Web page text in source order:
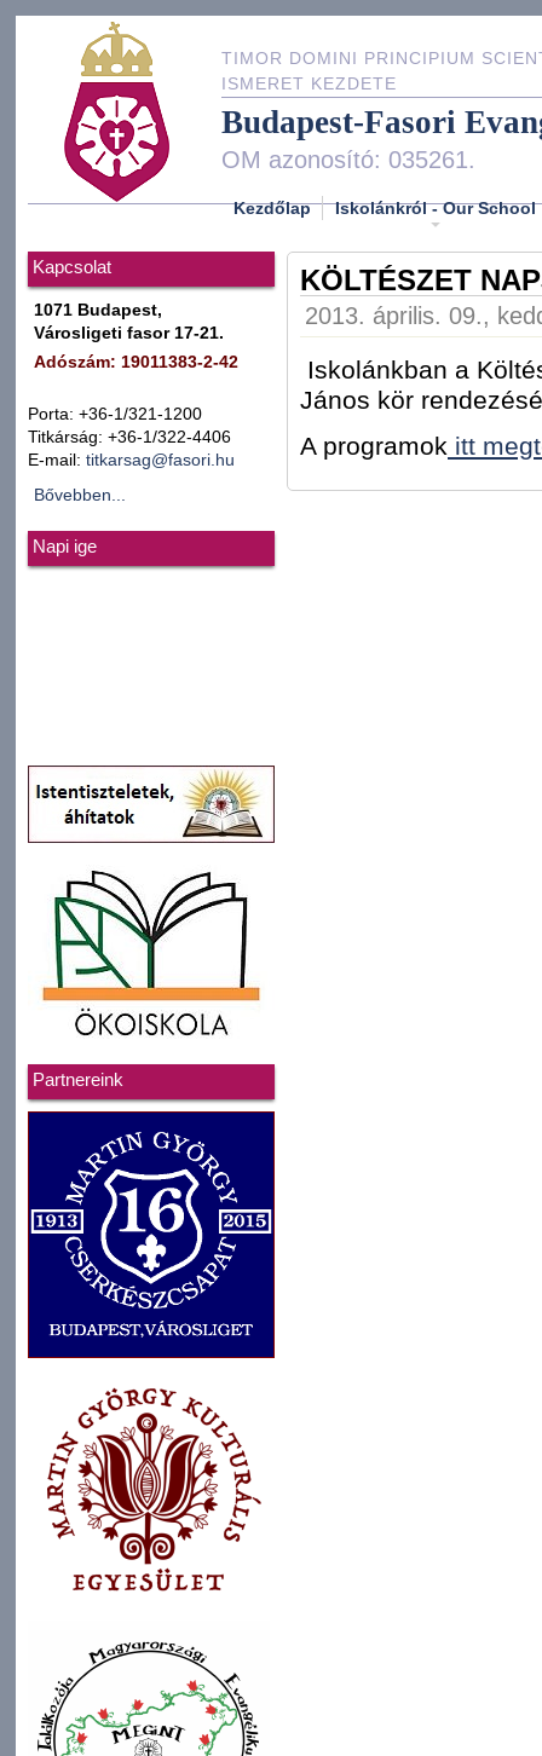
TIMOR DOMINI PRINCIPIUM
ISMERET KEZDETE
Budapest-Fasori
OM azonosító: 035261.
Kezdőlap Iskolánkról - Our School
Kapcsolat
1071 Budapest,
Városligeti fasor 17-21.
Adószám: 19011383-2-42
Porta: +36-1/321-1200
Titkárság: +36-1/322-4406
E-mail: titkarsag@fasori.hu
Bővebben...
Napi ige
Partnereink
KÖLTÉSZET
2013. április. 09.,
Iskolánkban a
János kör
A programok itt